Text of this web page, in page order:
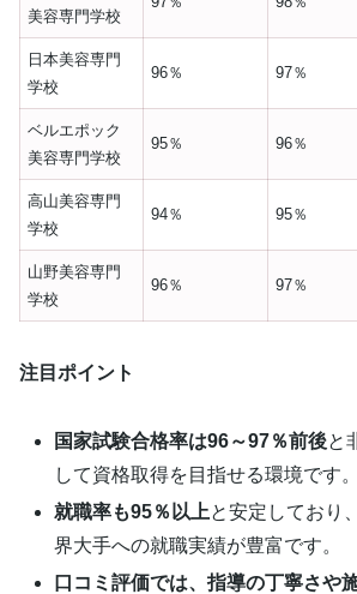
美容専門学校
日本美容専門
学校
96％ 97％
ベルエポック
美容専門学校
95％ 96％
高山美容専門
学校
94％ 95％
山野美容専門
学校
96％ 97％
注目ポイント
国家試験合格率は96～97％前後と
して資格取得を目指せる環境です。
就職率も95％以上と安定しており
界大手への就職実績が豊富です。
口コミ評価では、指導の丁寧さや